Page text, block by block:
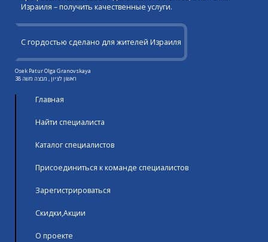
Израиля – получить качественные услуги.
С гордостью сделано для жителей Израиля
Osek Patur Olga Granovskaya
ראשון לציון , מבצה משה 38
Главная
Найти специалиста
Каталог специалистов
Присоединиться к команде специалистов
Зарегистрироваться
Скидки,Акции
О проекте